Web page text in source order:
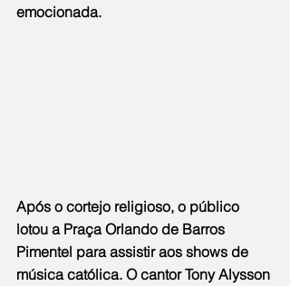
emocionada.
Após o cortejo religioso, o público
lotou a Praça Orlando de Barros
Pimentel para assistir aos shows de
música católica. O cantor Tony Alysson